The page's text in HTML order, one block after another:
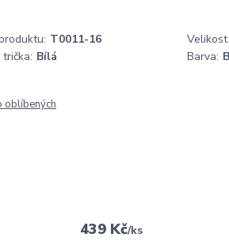
T0011-16
Bílá Barva:
oblíbených
439 Kč/ks